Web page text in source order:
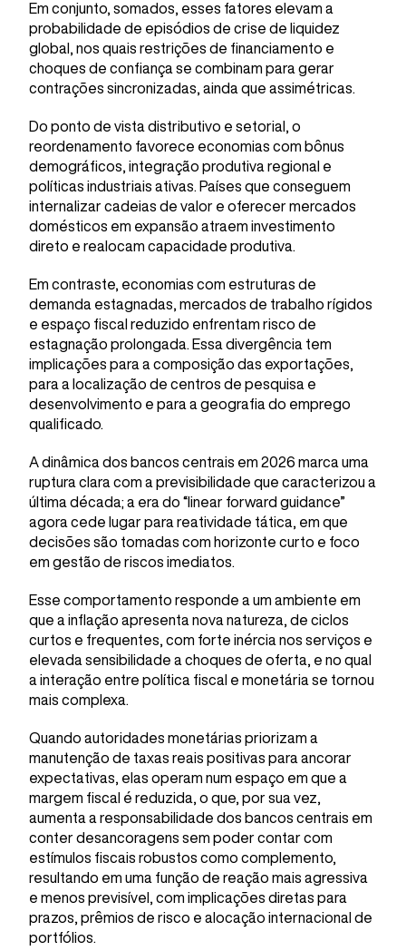
Em conjunto, somados, esses fatores elevam a
probabilidade de episódios de crise de liquidez
global, nos quais restrições de financiamento e
choques de confiança se combinam para gerar
contrações sincronizadas, ainda que assimétricas.
Do ponto de vista distributivo e setorial, o
reordenamento favorece economias com bônus
demográficos, integração produtiva regional e
políticas industriais ativas. Países que conseguem
internalizar cadeias de valor e oferecer mercados
domésticos em expansão atraem investimento
direto e realocam capacidade produtiva.
Em contraste, economias com estruturas de
demanda estagnadas, mercados de trabalho rígidos
e espaço fiscal reduzido enfrentam risco de
estagnação prolongada. Essa divergência tem
implicações para a composição das exportações,
para a localização de centros de pesquisa e
desenvolvimento e para a geografia do emprego
qualificado.
A dinâmica dos bancos centrais em 2026 marca uma
ruptura clara com a previsibilidade que caracterizou a
última década; a era do “linear forward guidance”
agora cede lugar para reatividade tática, em que
decisões são tomadas com horizonte curto e foco
em gestão de riscos imediatos.
Esse comportamento responde a um ambiente em
que a inflação apresenta nova natureza, de ciclos
curtos e frequentes, com forte inércia nos serviços e
elevada sensibilidade a choques de oferta, e no qual
a interação entre política fiscal e monetária se tornou
mais complexa.
Quando autoridades monetárias priorizam a
manutenção de taxas reais positivas para ancorar
expectativas, elas operam num espaço em que a
margem fiscal é reduzida, o que, por sua vez,
aumenta a responsabilidade dos bancos centrais em
conter desancoragens sem poder contar com
estímulos fiscais robustos como complemento,
resultando em uma função de reação mais agressiva
e menos previsível, com implicações diretas para
prazos, prêmios de risco e alocação internacional de
portfólios.